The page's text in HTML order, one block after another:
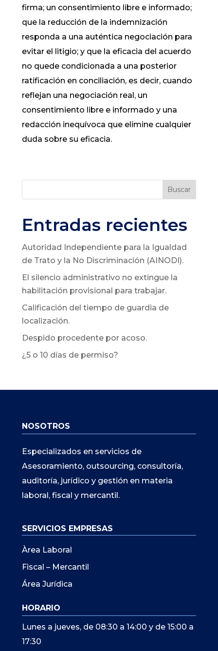
firma; un consentimiento libre e informado;
que la reducción de la indemnización
responda a una auténtica negociación para
evitar el litigio; y que la eficacia del acuerdo
no quede condicionada a una posterior
ratificación en conciliación, es decir, cuando
reflejan una negociación real, un
consentimiento libre e informado y una
redacción inequívoca que elimine cualquier
duda sobre su eficacia.
Buscar
Entradas recientes
Autoridad Independiente para la Igualdad
de Trato y la No Discriminación (AINODI).
El silencio administrativo no extingue la
habilitación provisional para trabajar.
Calificación del tiempo de guardia de
localización.
Despido procedente por acoso.
¿5 o 10 días de permiso?
NOSOTROS
Especializados en servicios de
Asesoramiento, outsourcing, consultoría,
auditoría, jurídico y gestión en materia
laboral, fiscal y mercantil.
SERVICIOS EMPRESAS
Àrea Laboral
Fiscal – Mercantil
Área Jurídica
HORARIO
Lunes a jueves, de 08:30 a 14:00 y de 15:00 a
17:30